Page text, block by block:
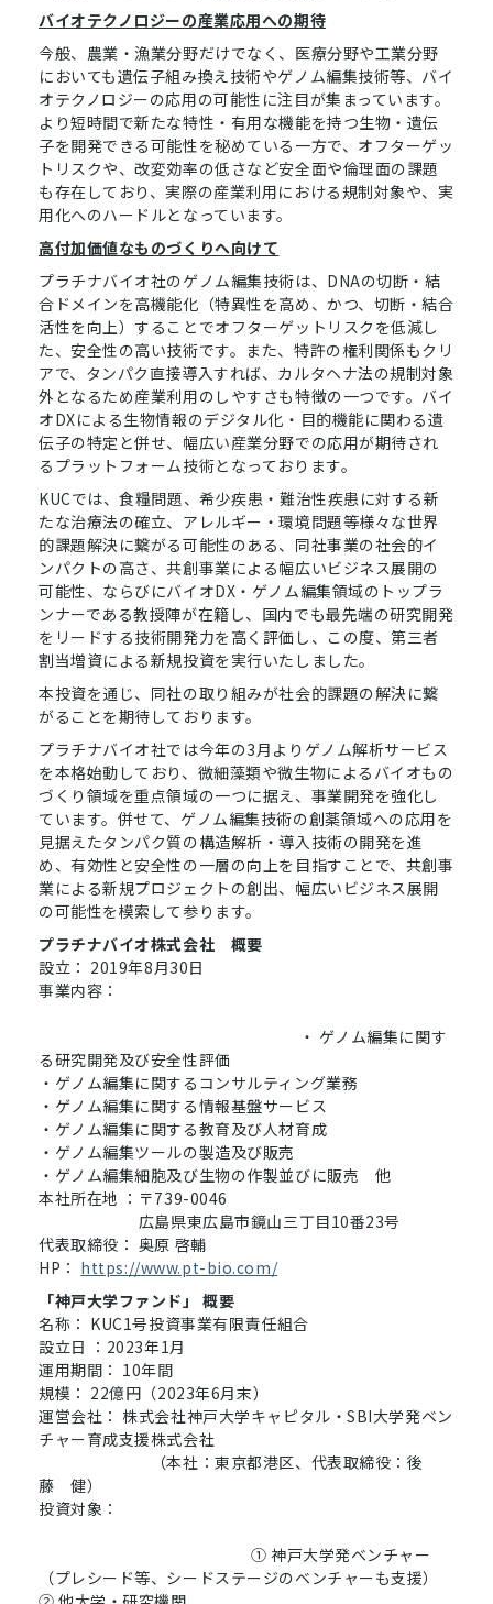
バイオテクノロジーの産業応用への期待
今般、農業・漁業分野だけでなく、医療分野や工業分野
においても遺伝子組み換え技術やゲノム編集技術等、バイ
オテクノロジーの応用の可能性に注目が集まっています。
より短時間で新たな特性・有用な機能を持つ生物・遺伝
子を開発できる可能性を秘めている一方で、オフターゲッ
トリスクや、改変効率の低さなど安全面や倫理面の課題
も存在しており、実際の産業利用における規制対象や、実
用化へのハードルとなっています。
高付加価値なものづくりへ向けて
プラチナバイオ社のゲノム編集技術は、DNAの切断・結
合ドメインを高機能化（特異性を高め、かつ、切断・結合
活性を向上）することでオフターゲットリスクを低減し
た、安全性の高い技術です。また、特許の権利関係もクリ
アで、タンパク直接導入すれば、カルタヘナ法の規制対象
外となるため産業利用のしやすさも特徴の一つです。バイ
オDXによる生物情報のデジタル化・目的機能に関わる遺
伝子の特定と併せ、幅広い産業分野での応用が期待され
るプラットフォーム技術となっております。
KUCでは、食糧問題、希少疾患・難治性疾患に対する新
たな治療法の確立、アレルギー・環境問題等様々な世界
的課題解決に繋がる可能性のある、同社事業の社会的イ
ンパクトの高さ、共創事業による幅広いビジネス展開の
可能性、ならびにバイオDX・ゲノム編集領域のトップラ
ンナーである教授陣が在籍し、国内でも最先端の研究開発
をリードする技術開発力を高く評価し、この度、第三者
割当増資による新規投資を実行いたしました。
本投資を通じ、同社の取り組みが社会的課題の解決に繋
がることを期待しております。
プラチナバイオ社では今年の3月よりゲノム解析サービス
を本格始動しており、微細藻類や微生物によるバイオもの
づくり領域を重点領域の一つに据え、事業開発を強化し
ています。併せて、ゲノム編集技術の創薬領域への応用を
見据えたタンパク質の構造解析・導入技術の開発を進
め、有効性と安全性の一層の向上を目指すことで、共創事
業による新規プロジェクトの創出、幅広いビジネス展開
の可能性を模索して参ります。
プラチナバイオ株式会社 概要
設立： 2019年8月30日
事業内容：
・ ゲノム編集に関す
る研究開発及び安全性評価
・ゲノム編集に関するコンサルティング業務
・ゲノム編集に関する情報基盤サービス
・ゲノム編集に関する教育及び人材育成
・ゲノム編集ツールの製造及び販売
・ゲノム編集細胞及び生物の作製並びに販売 他
本社所在地 ：〒739-0046
広島県東広島市鏡山三丁目10番23号
代表取締役： 奥原 啓輔
HP： https://www.pt-bio.com/
「神戸大学ファンド」 概要
名称： KUC1号投資事業有限責任組合
設立日 ：2023年1月
運用期間： 10年間
規模： 22億円（2023年6月末）
運営会社： 株式会社神戸大学キャピタル・SBI大学発ベン
チャー育成支援株式会社
（本社：東京都港区、代表取締役：後
藤 健）
投資対象：
① 神戸大学発ベンチャー
（プレシード等、シードステージのベンチャーも支援）